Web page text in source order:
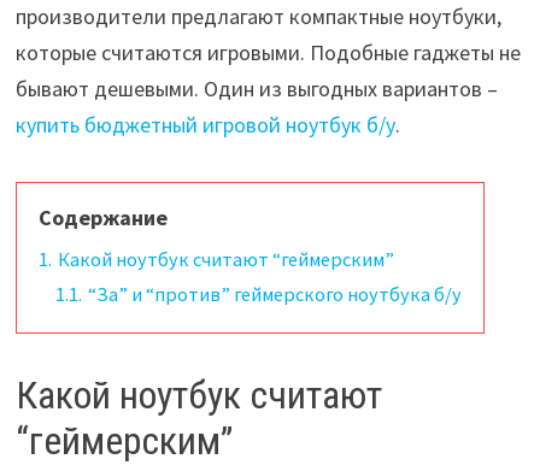
производители предлагают компактные ноутбуки,
которые считаются игровыми. Подобные гаджеты не
бывают дешевыми. Один из выгодных вариантов –
купить бюджетный игровой ноутбук б/у.
Содержание
1. Какой ноутбук считают “геймерским”
1.1. “За” и “против” геймерского ноутбука б/у
Какой ноутбук считают
“геймерским”